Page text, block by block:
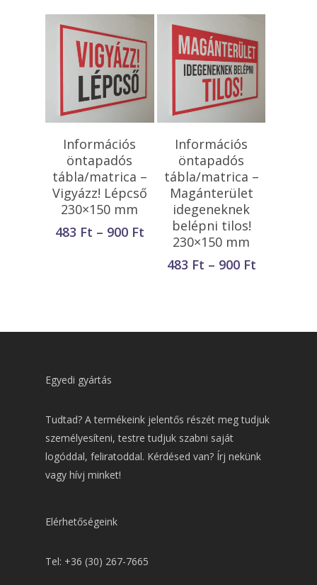
-
600 Ft
900 Ft
Opciók Választása
Információs
öntapadós
tábla/matrica –
Vigyázz! Lépcső
230×150 mm
483 Ft – 900 FtÁrtartomány:
483 Ft
Opciók Választása
Információs
öntapadós
tábla/matrica –
Magánterület
idegeneknek
belépni tilos!
230×150 mm
483 Ft – 900 Ft
Egyedi gyártás
Tudtad? A termékeink jelentős részét meg tudjuk
személyesíteni, testre tudjuk szabni saját
logóddal, feliratoddal. Kérdésed van? Írj nekünk
vagy hívj minket!
Elérhetőségeink
Tel: +36 (30) 267-7665